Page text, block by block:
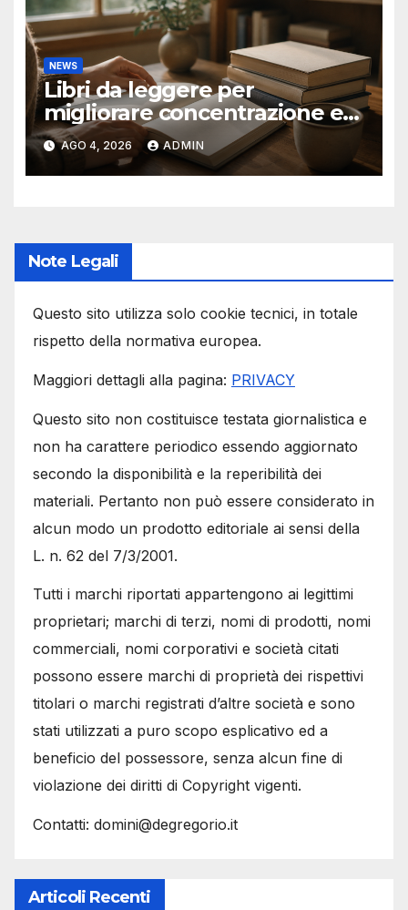
NEWS
Libri da leggere per
migliorare concentrazione e
produttività
AGO 4, 2026 ADMIN
Note Legali
Questo sito utilizza solo cookie tecnici, in totale
rispetto della normativa europea.
Maggiori dettagli alla pagina: PRIVACY
Questo sito non costituisce testata giornalistica e
non ha carattere periodico essendo aggiornato
secondo la disponibilità e la reperibilità dei
materiali. Pertanto non può essere considerato in
alcun modo un prodotto editoriale ai sensi della
L. n. 62 del 7/3/2001.
Tutti i marchi riportati appartengono ai legittimi
proprietari; marchi di terzi, nomi di prodotti, nomi
commerciali, nomi corporativi e società citati
possono essere marchi di proprietà dei rispettivi
titolari o marchi registrati d’altre società e sono
stati utilizzati a puro scopo esplicativo ed a
beneficio del possessore, senza alcun fine di
violazione dei diritti di Copyright vigenti.
Contatti: domini@degregorio.it
Articoli Recenti